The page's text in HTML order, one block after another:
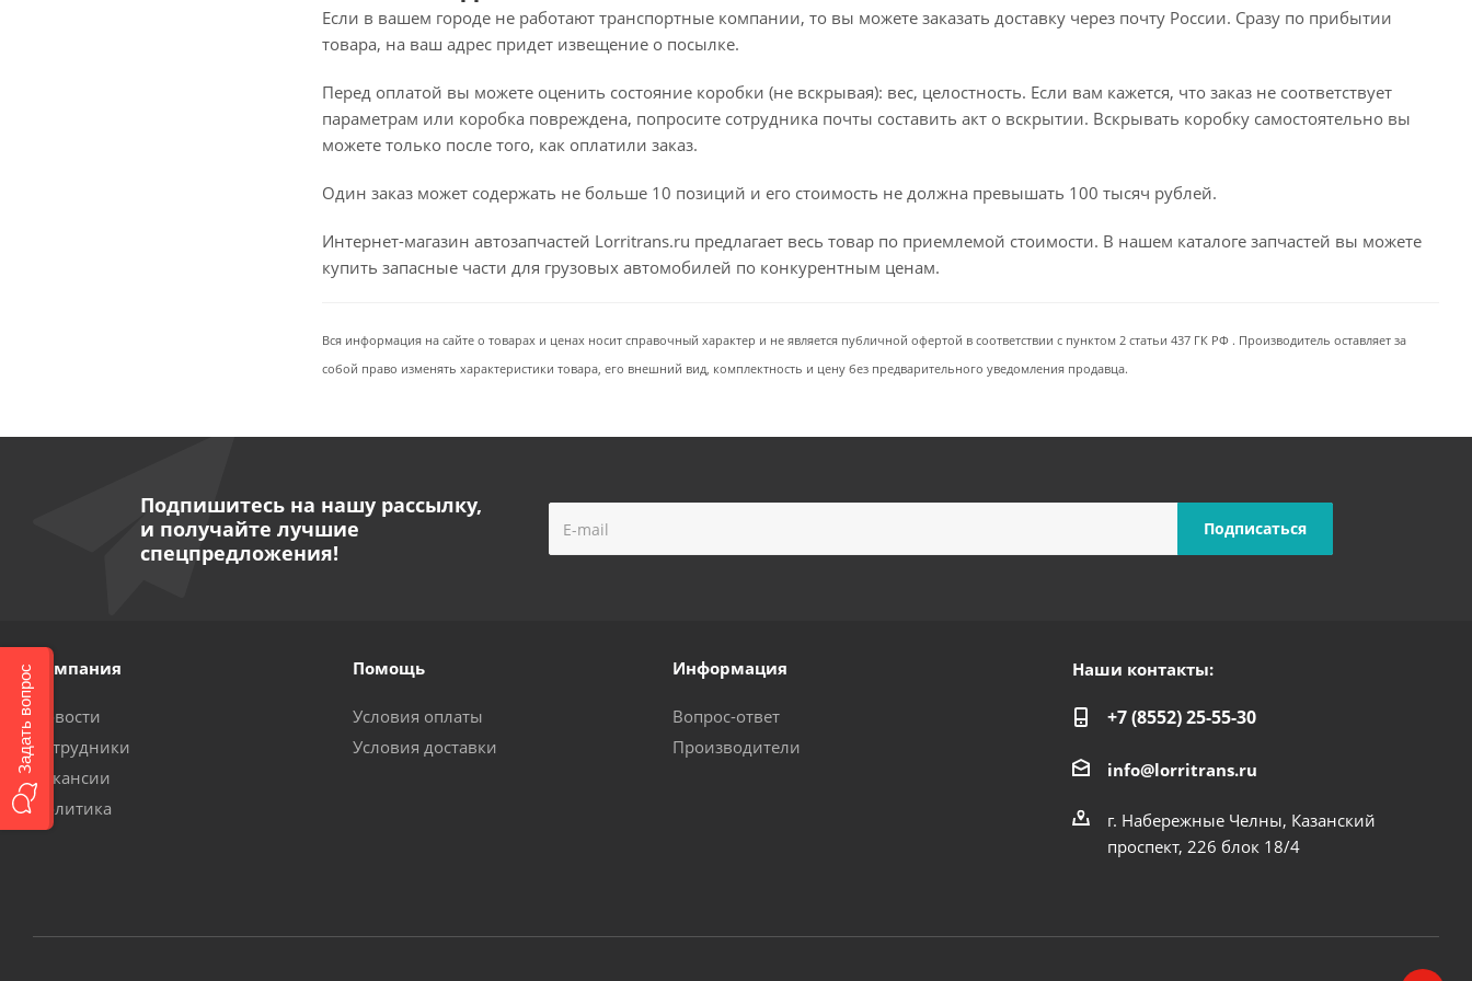
Если в вашем городе не работают транспортные компании, то вы можете заказать доставку через почту России. Сразу по прибытии
товара, на ваш адрес придет извещение о посылке.
Перед оплатой вы можете оценить состояние коробки (не вскрывая): вес, целостность. Если вам кажется, что заказ не соответствует
параметрам или коробка повреждена, попросите сотрудника почты составить акт о вскрытии. Вскрывать коробку самостоятельно вы
можете только после того, как оплатили заказ.
Один заказ может содержать не больше 10 позиций и его стоимость не должна превышать 100 тысяч рублей.
Интернет-магазин автозапчастей Lorritrans.ru предлагает весь товар по приемлемой стоимости. В нашем каталоге запчастей вы можете
купить запасные части для грузовых автомобилей по конкурентным ценам.
Вся информация на сайте о товарах и ценах носит справочный характер и не является публичной офертой в соответствии с пунктом 2 статьи 437 ГК РФ . Производитель оставляет за
собой право изменять характеристики товара, его внешний вид, комплектность и цену без предварительного уведомления продавца.
Подпишитесь на нашу рассылку,
и получайте лучшие
спецпредложения!
Компания
Новости
Сотрудники
Вакансии
Политика
Помощь
Условия оплаты
Условия доставки
Информация
Вопрос-ответ
Производители
Наши контакты:
+7 (8552) 25-55-30
info@lorritrans.ru
г. Набережные Челны, Казанский
проспект, 226 блок 18/4
Задать вопрос